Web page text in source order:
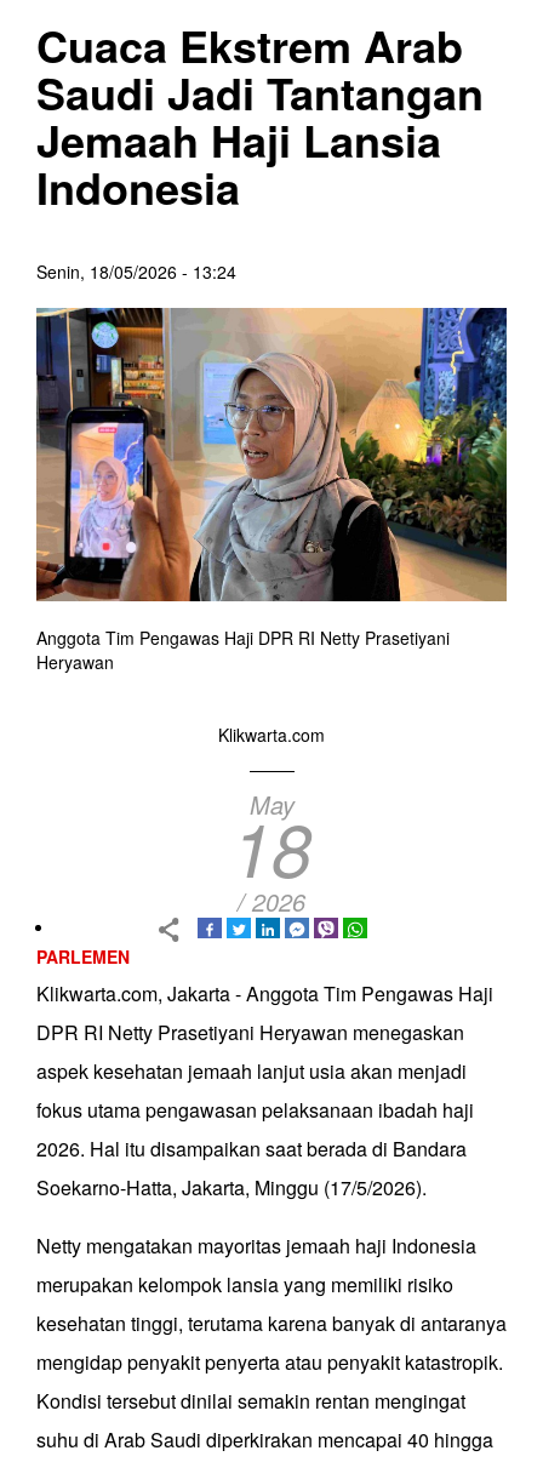
Cuaca Ekstrem Arab
Saudi Jadi Tantangan
Jemaah Haji Lansia
Indonesia
Senin, 18/05/2026 - 13:24
Anggota Tim Pengawas Haji DPR RI Netty Prasetiyani
Heryawan
Klikwarta.com
May
18
/ 2026
PARLEMEN
Klikwarta.com, Jakarta - Anggota Tim Pengawas Haji
DPR RI Netty Prasetiyani Heryawan menegaskan
aspek kesehatan jemaah lanjut usia akan menjadi
fokus utama pengawasan pelaksanaan ibadah haji
2026. Hal itu disampaikan saat berada di Bandara
Soekarno-Hatta, Jakarta, Minggu (17/5/2026).
Netty mengatakan mayoritas jemaah haji Indonesia
merupakan kelompok lansia yang memiliki risiko
kesehatan tinggi, terutama karena banyak di antaranya
mengidap penyakit penyerta atau penyakit katastropik.
Kondisi tersebut dinilai semakin rentan mengingat
suhu di Arab Saudi diperkirakan mencapai 40 hingga